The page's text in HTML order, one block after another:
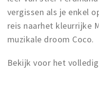
vergissen als je enkel
reis naarhet kleurrijke
muzikale droom Coco.
Bekijk voor het